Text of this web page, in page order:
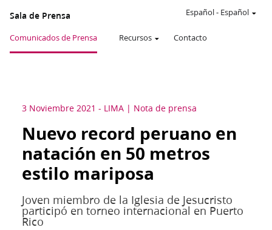
Sala de Prensa
Comunicados de Prensa Recursos Contacto
Español- Español
3 Noviembre 2021 - LIMA Nota de prensa
Nuevo record peruano en
natación en 50 metros
estilo mariposa
Joven miembro de la Iglesia de Jesucristo
participó en torneo internacional en Puerto
Rico